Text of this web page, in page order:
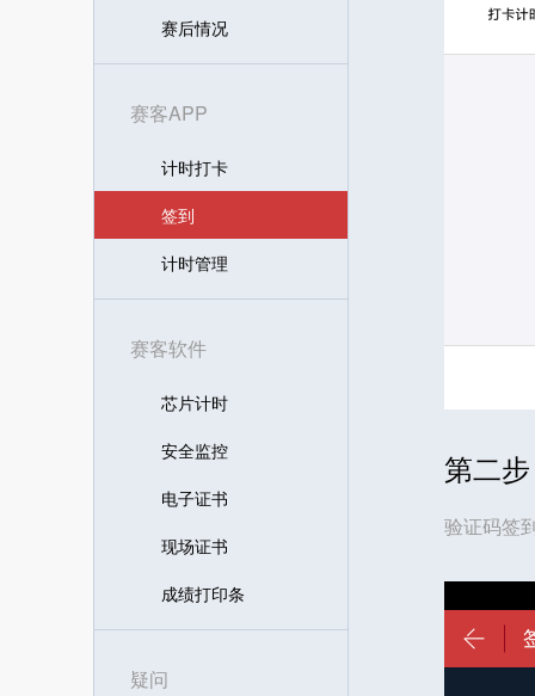
赛后情况
赛客APP
计时打卡
签到
计时管理
赛客软件
芯片计时
安全监控
电子证书
现场证书
成绩打印条
疑问
第二
验证码签